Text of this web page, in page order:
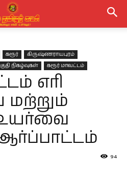
கரூர்
கிருஷ்ணராயபுரம்
நிகழ்வுகள் கரூர் மாவட்டம்
எரி
உயர்வை
94